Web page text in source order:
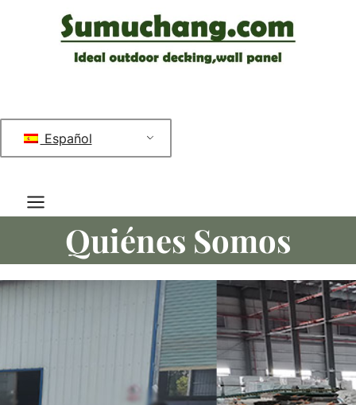
Español
Quiénes Somos